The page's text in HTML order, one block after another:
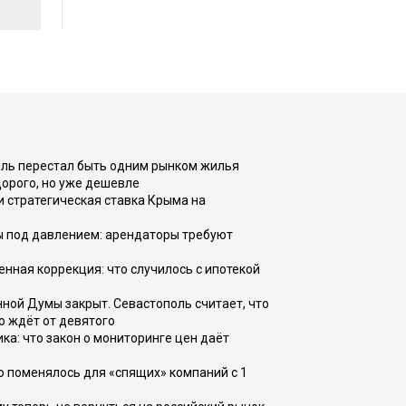
перестал быть одним рынком жилья
но уже дешевле
стратегическая ставка Крыма на
под давлением: арендаторы требуют
коррекция: что случилось с ипотекой
Думы закрыт. Севастополь считает, что
ждёт от девятого
что закон о мониторинге цен даёт
для «спящих» компаний с 1